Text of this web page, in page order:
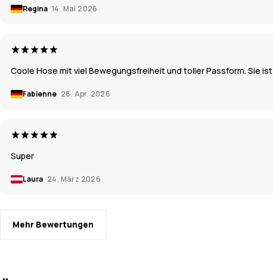
Regina 14. Mai 2026
Coole Hose mit viel Bewegungsfreiheit und toller Passform. Sie
Fabienne 28. Apr. 2026
Super
Laura 24. März 2026
Mehr Bewertungen